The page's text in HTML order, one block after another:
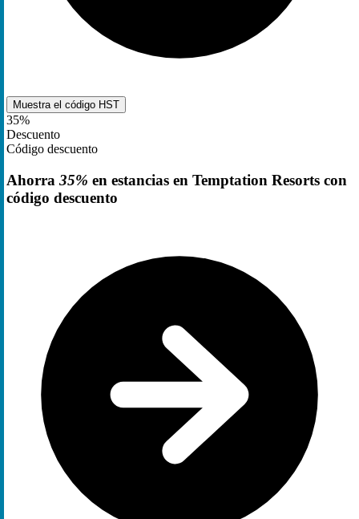
Muestra el código HST
35%
Descuento
Código descuento
Ahorra 35% en estancias en Temptation Resorts con
código descuento